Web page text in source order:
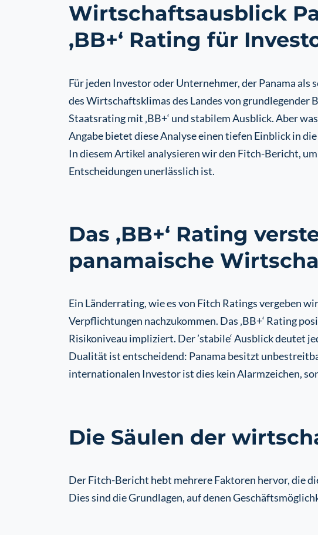
Wirtschaftsausblick
‚BB+‘ Rating für
Für jeden Investor oder Unternehmer, der Panama
des Wirtschaftsklimas des Landes von
Staatsrating mit ‚BB+‘ und stabilem Ausblick. Aber
Angabe bietet diese Analyse einen tiefen Einblick in
In diesem Artikel analysieren wir den Fitch-Bericht,
Entscheidungen unerlässlich ist.
Das ‚BB+‘ Rating
panamaische
Ein Länderrating, wie es von Fitch Ratings vergeben
Verpflichtungen nachzukommen. Das ‚BB+‘ Rating
Risikoniveau impliziert. Der ’stabile‘ Ausblick deutet
Dualität ist entscheidend: Panama besitzt
internationalen Investor ist dies kein Alarmzeichen,
Die Säulen der
Der Fitch-Bericht hebt mehrere Faktoren hervor, die
Dies sind die Grundlagen, auf denen